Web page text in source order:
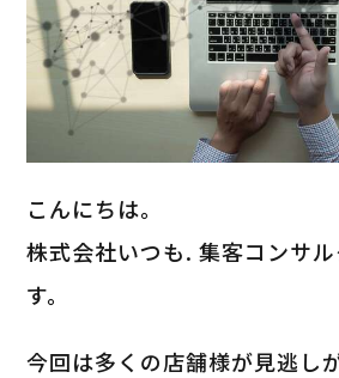
こんにちは。
株式会社いつも. 集客コンサ
す。
今回は多くの店舗様が見逃し